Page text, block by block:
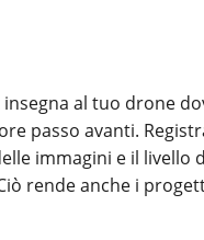
insegna al tuo drone
passo avanti.
immagini e il livello
rende anche i